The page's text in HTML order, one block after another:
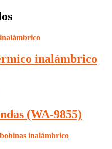
inalámbrico
(WA-9855)